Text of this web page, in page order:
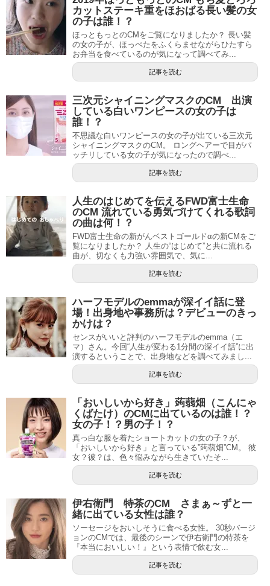
カットステーキ重をほおばる長い髪の女
の子は誰！？
ほっともっとのCMをご覧になりましたか？ 長い髪
の女の子が、ほっぺたをふくらませながらひたすら
お弁当を食べているのが気になって調べてみ...
記事を読む
三次元シャイニングマスクのCM 出演
している白いワンピースの女の子は
誰！？
不思議な白いワンピースの女の子が出ている三次元
シャイニングマスクのCM。 ロングヘアーで目がパ
ッチリしている女の子が気になったので調べ...
記事を読む
人生のはじめてを伝えるFWD富士生命
のCM 流れている勇気づけてくれる歌詞
の曲は何！？
FWD富士生命の新がんベストゴールドαの新CMをご
覧になりましたか？ 人生の“はじめて”と共に流れる
曲が、切なくも力強い雰囲気で、気に...
記事を読む
ハーフモデルのemmaが深イイ話に登
場！出身地や事務所は？デビューのきっ
かけは？
センスがいいと評判のハーフモデルのemma（エ
マ）さん。今回“人生が変わる1分間の深イイ話”に出
演するということで、出身地などを調べてみまし...
記事を読む
「おいしいから好き」蒟蒻畑（こんにゃ
くばたけ）のCMに出ているのは誰！？
女の子！？男の子！？
真っ白な服を着たショートカットの女の子？が、
「おいしいから好き」と言っている”蒟蒻畑”CM。 彼
女？彼？は、色々悩みながら生きていたそ...
記事を読む
伊右衛門 特茶のCM さまぁ～ずと一
緒に出ている女性は誰？
ソーセージをおいしそうに食べる女性。 30秒バージ
ョンのCMでは、最後のシーンで伊右衛門の特茶を
『本当においしい！』という表情で飲む女...
記事を読む